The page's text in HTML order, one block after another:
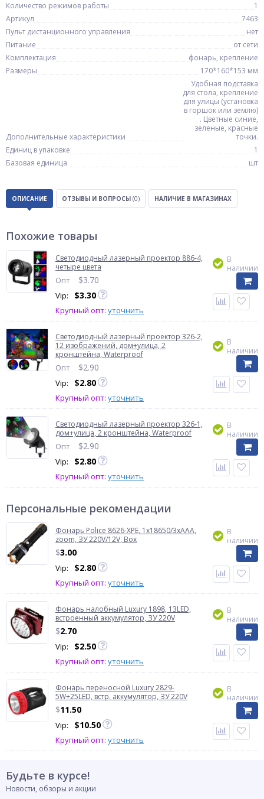
Количество режимов работы
1
Артикул
7463
Пульт дистанционного управления
нет
Питание
от сети
Комплектация
фонарь, крепление
Размеры
170*160*153 мм
Дополнительные характеристики
Удобная подставка
для стола, крепление
для улицы (установка
в горшок или землю)
. Цветные синие,
зеленые, красные
точки.
Единиц в упаковке
1
Базовая единица
шт
ОПИСАНИЕ ОТЗЫВЫ И ВОПРОСЫ (0) НАЛИЧИЕ В МАГАЗИНАХ
Похожие товары
Светодиодный лазерный проектор 886-4,
четыре цвета
Опт $3.70
Vip: $3.30
Крупный опт: уточнить
В
наличии
Светодиодный лазерный проектор 326-2,
12 изображений, дом+улица, 2
кронштейна, Waterproof
Опт $2.90
Vip: $2.80
Крупный опт: уточнить
В
наличии
Светодиодный лазерный проектор 326-1,
дом+улица, 2 кронштейна, Waterproof
Опт $2.90
Vip: $2.80
Крупный опт: уточнить
В
наличии
Персональные рекомендации
Фонарь Police 8626-XPE, 1х18650/3xAAA,
zoom, ЗУ 220V/12V, Box
$3.00
Vip: $2.80
Крупный опт: уточнить
В
наличии
Фонарь налобный Luxury 1898, 13LED,
встроенный аккумулятор, ЗУ 220V
$2.70
Vip: $2.50
Крупный опт: уточнить
В
наличии
Фонарь переносной Luxury 2829-
5W+25LED, встр. аккумулятор, ЗУ 220V
$11.50
Vip: $10.50
Крупный опт: уточнить
В
наличии
Будьте в курсе!
Новости, обзоры и акции